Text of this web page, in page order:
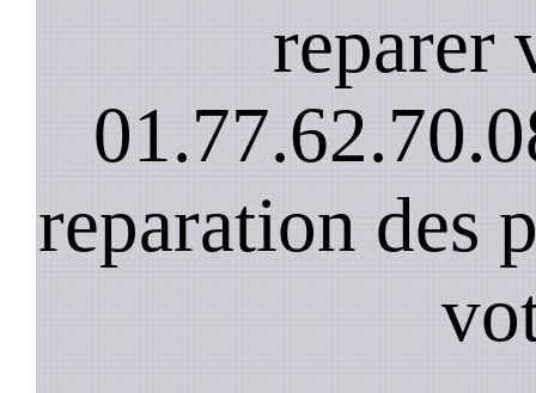
reparer
reparation des